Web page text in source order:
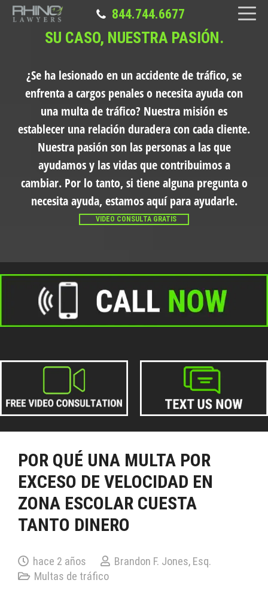
844.744.6677
SU CASO, NUESTRA PASIÓN.
¿Se ha lesionado en un accidente de tráfico, se
enfrenta a cargos penales o necesita ayuda con
una multa de tráfico? Nuestra misión es
establecer una relación duradera con cada cliente.
Nuestra pasión son las personas a las que
ayudamos y las vidas que contribuimos a
cambiar. Por lo tanto, si tiene alguna pregunta o
necesita ayuda, estamos aquí para ayudarle.
VIDEO CONSULTA GRATIS
POR QUÉ UNA MULTA POR
EXCESO DE VELOCIDAD EN
ZONA ESCOLAR CUESTA
TANTO DINERO
hace 2 años
Brandon F. Jones, Esq.
Multas de tráfico